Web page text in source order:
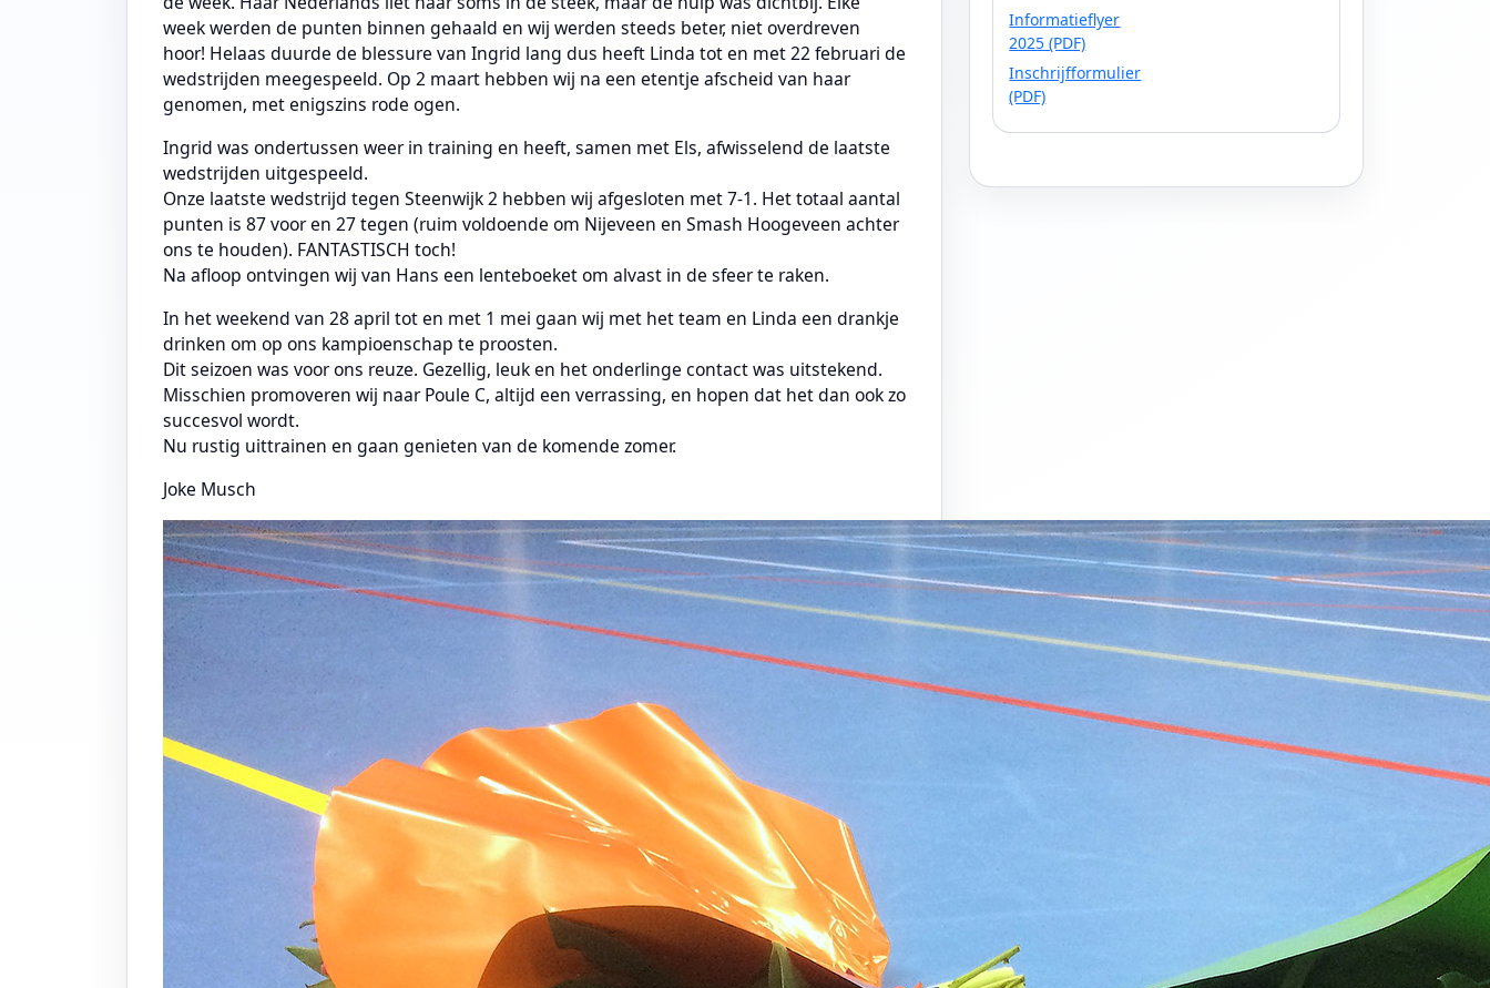
week werden de punten binnen gehaald en wij werden steeds beter, niet overdreven
hoor! Helaas duurde de blessure van Ingrid lang dus heeft Linda tot en met 22 februari de
wedstrijden meegespeeld. Op 2 maart hebben wij na een etentje afscheid van haar
genomen, met enigszins rode ogen.
Ingrid was ondertussen weer in training en heeft, samen met Els, afwisselend de laatste
wedstrijden uitgespeeld.
Onze laatste wedstrijd tegen Steenwijk 2 hebben wij afgesloten met 7-1. Het totaal aantal
punten is 87 voor en 27 tegen (ruim voldoende om Nijeveen en Smash Hoogeveen achter
ons te houden). FANTASTISCH toch!
Na afloop ontvingen wij van Hans een lenteboeket om alvast in de sfeer te raken.
In het weekend van 28 april tot en met 1 mei gaan wij met het team en Linda een drankje
drinken om op ons kampioenschap te proosten.
Dit seizoen was voor ons reuze. Gezellig, leuk en het onderlinge contact was uitstekend.
Misschien promoveren wij naar Poule C, altijd een verrassing, en hopen dat het dan ook zo
succesvol wordt.
Nu rustig uittrainen en gaan genieten van de komende zomer.
Joke Musch
Informatieflyer
2025 (PDF)
Inschrijfformulier
(PDF)